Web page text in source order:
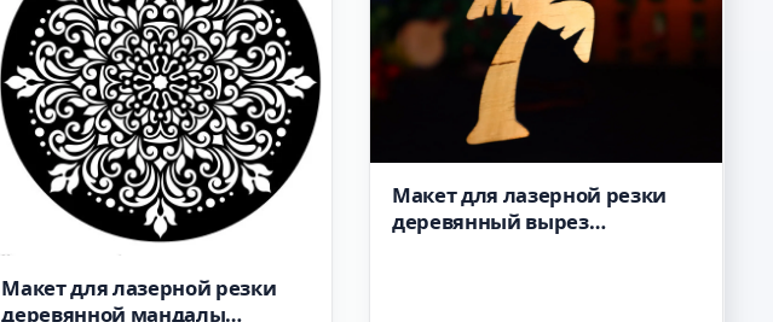
Макет для лазерной резки
деревянной мандалы
Макет для лазерной резки
деревянный вырез